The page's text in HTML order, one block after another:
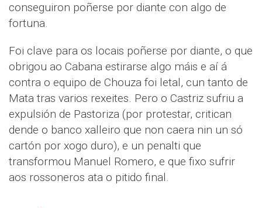
conseguiron poñerse por diante con algo de
fortuna.
Foi clave para os locais poñerse por diante, o que
obrigou ao Cabana estirarse algo máis e aí á
contra o equipo de Chouza foi letal, cun tanto de
Mata tras varios rexeites. Pero o Castriz sufriu a
expulsión de Pastoriza (por protestar, critican
dende o banco xalleiro que non caera nin un só
cartón por xogo duro), e un penalti que
transformou Manuel Romero, e que fixo sufrir
aos rossoneros ata o pitido final.